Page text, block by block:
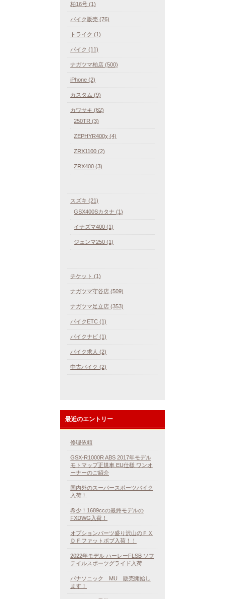
柏16号 (1)
バイク販売 (76)
トライク (1)
バイク (11)
ナガツマ柏店 (500)
iPhone (2)
カスタム (9)
カワサキ (62)
250TR (3)
ZEPHYR400χ (4)
ZRX1100 (2)
ZRX400 (3)
スズキ (21)
GSX400Sカタナ (1)
イナズマ400 (1)
ジェンマ250 (1)
チケット (1)
ナガツマ守谷店 (509)
ナガツマ足立店 (353)
バイクETC (1)
バイクナビ (1)
バイク求人 (2)
中古バイク (2)
最近のエントリー
修理依頼
GSX-R1000R ABS 2017年モデル
モトマップ正規車 EU仕様 ワンオ
ーナーのご紹介
国内外のスーパースポーツバイク
入荷！
希少！1689ccの最終モデルの
FXDWG入荷！
オプションパーツ盛り沢山のＦＸ
ＤＦファットボブ入荷！！
2022年モデル ハーレーFLSB ソフ
テイルスポーツグライド入荷
パナソニック MU 販売開始し
ます！